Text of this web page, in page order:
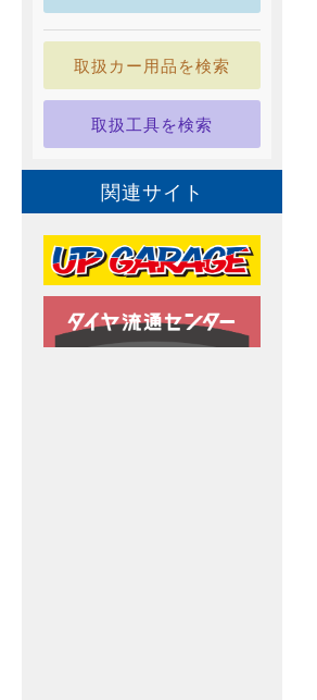
取扱カー用品を検索
取扱工具を検索
関連サイト